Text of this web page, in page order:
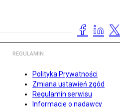
REGULAMIN
Polityka Prywatności
Zmiana ustawień zgód
Regulamin serwisu
Informacje o nadawcy